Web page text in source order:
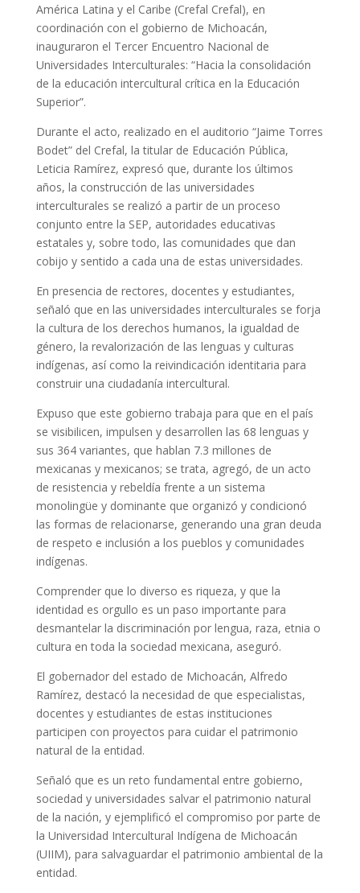
América Latina y el Caribe (Crefal Crefal), en
coordinación con el gobierno de Michoacán,
inauguraron el Tercer Encuentro Nacional de
Universidades Interculturales: “Hacia la consolidación
de la educación intercultural crítica en la Educación
Superior”.
Durante el acto, realizado en el auditorio “Jaime Torres
Bodet” del Crefal, la titular de Educación Pública,
Leticia Ramírez, expresó que, durante los últimos
años, la construcción de las universidades
interculturales se realizó a partir de un proceso
conjunto entre la SEP, autoridades educativas
estatales y, sobre todo, las comunidades que dan
cobijo y sentido a cada una de estas universidades.
En presencia de rectores, docentes y estudiantes,
señaló que en las universidades interculturales se forja
la cultura de los derechos humanos, la igualdad de
género, la revalorización de las lenguas y culturas
indígenas, así como la reivindicación identitaria para
construir una ciudadanía intercultural.
Expuso que este gobierno trabaja para que en el país
se visibilicen, impulsen y desarrollen las 68 lenguas y
sus 364 variantes, que hablan 7.3 millones de
mexicanas y mexicanos; se trata, agregó, de un acto
de resistencia y rebeldía frente a un sistema
monolingüe y dominante que organizó y condicionó
las formas de relacionarse, generando una gran deuda
de respeto e inclusión a los pueblos y comunidades
indígenas.
Comprender que lo diverso es riqueza, y que la
identidad es orgullo es un paso importante para
desmantelar la discriminación por lengua, raza, etnia o
cultura en toda la sociedad mexicana, aseguró.
El gobernador del estado de Michoacán, Alfredo
Ramírez, destacó la necesidad de que especialistas,
docentes y estudiantes de estas instituciones
participen con proyectos para cuidar el patrimonio
natural de la entidad.
Señaló que es un reto fundamental entre gobierno,
sociedad y universidades salvar el patrimonio natural
de la nación, y ejemplificó el compromiso por parte de
la Universidad Intercultural Indígena de Michoacán
(UIIM), para salvaguardar el patrimonio ambiental de la
entidad.